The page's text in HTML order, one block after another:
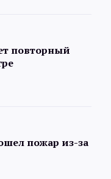
повторный
пожар из-за